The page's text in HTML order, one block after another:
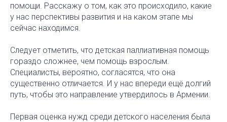
помощи. Расскажу о том, как это происходило, какие
у нас перспективы развития и на каком этапе мы
сейчас находимся.
Следует отметить, что детская паллиативная помощь
гораздо сложнее, чем помощь взрослым.
Специалисты, вероятно, согласятся, что она
существенно отличается. И у нас впереди ещё долгий
путь, чтобы это направление утвердилось в Армении.
Первая оценка нужд среди детского населения была